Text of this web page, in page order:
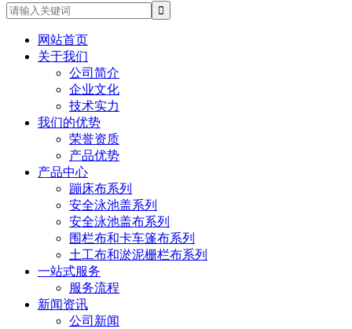
网站首页
关于我们
公司简介
企业文化
技术实力
我们的优势
荣誉资质
产品优势
产品中心
蹦床布系列
安全泳池盖系列
安全泳池盖布系列
围栏布和卡车篷布系列
土工布和淤泥栅栏布系列
一站式服务
服务流程
新闻资讯
公司新闻